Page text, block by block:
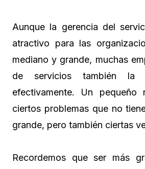
Aunque la gerencia del
atractivo para las
mediano y grande, muchas
de servicios también la
efectivamente. Un pequeño
ciertos problemas que no
grande, pero también ciertas
Recordemos que ser más